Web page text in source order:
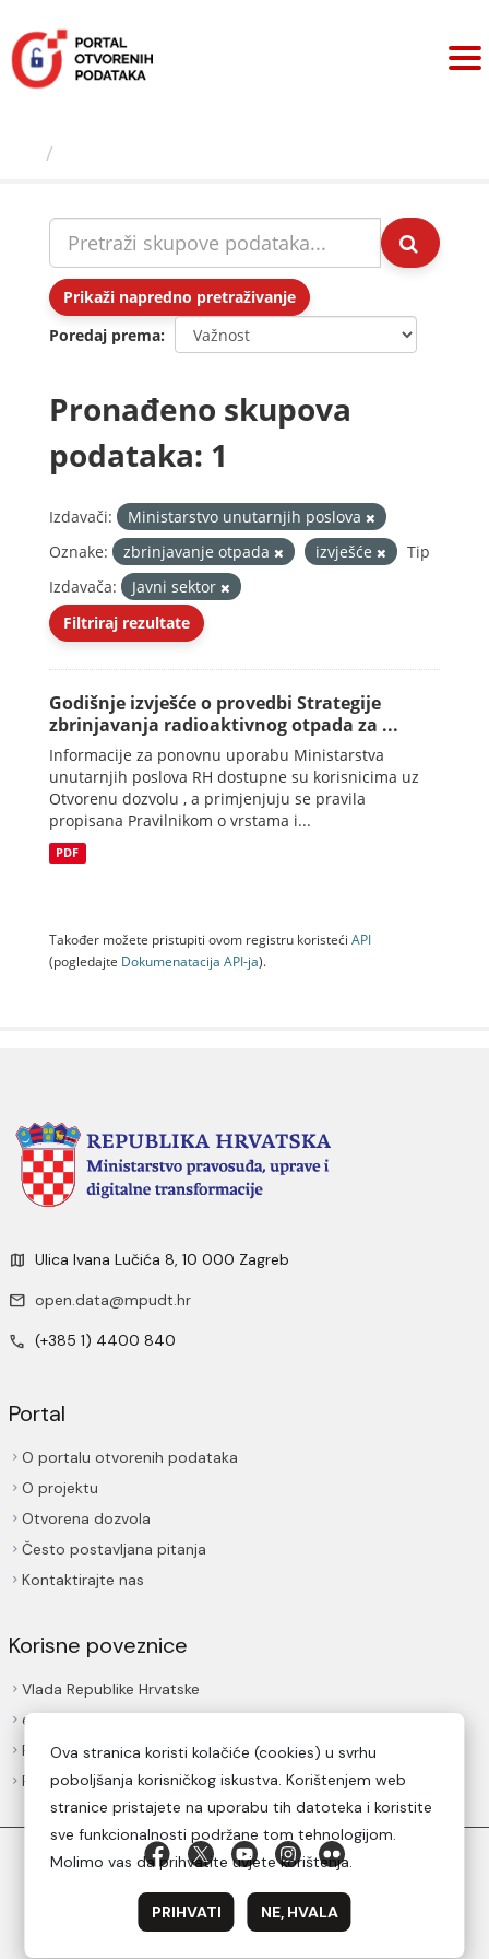
sadržaj
Prikaži napredno pretraživanje
Poredaj prema
Pronađeno skupova
podataka: 1
Izdavači:
Ministarstvo unutarnjih poslova
Oznake:
zbrinjavanje otpada izvješće
Tip
Izdavača:
Javni sektor
Filtriraj rezultate
Godišnje izvješće o provedbi Strategije
zbrinjavanja radioaktivnog otpada za ...
Informacije za ponovnu uporabu Ministarstva
unutarnjih poslova RH dostupne su korisnicima uz
Otvorenu dozvolu , a primjenjuju se pravila
propisana Pravilnikom o vrstama i...
PDF
Također možete pristupiti ovom registru koristeći API
(pogledajte Dokumenаtаcijа API-jа).